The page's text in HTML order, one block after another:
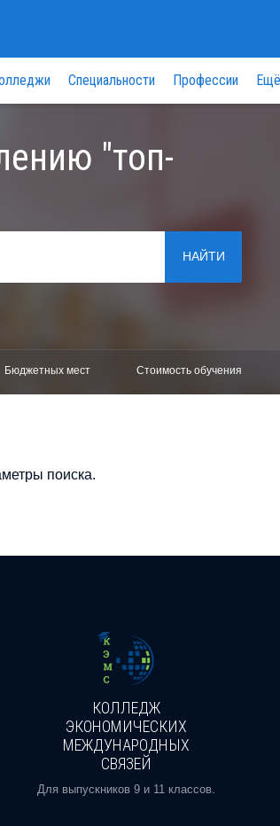
Специальности Профессии Ещё
"топ-
НАЙТИ
Бюджетных мест Стоимость обучения
поиска.
КОЛЛЕДЖ
ЭКОНОМИЧЕСКИХ
МЕЖДУНАРОДНЫХ
СВЯЗЕЙ
Для выпускников 9 и 11 классов.